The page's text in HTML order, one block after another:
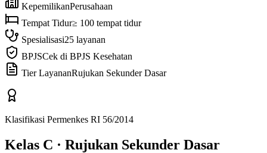
KepemilikanPerusahaan
Tempat Tidur≥ 100 tempat tidur
Spesialisasi25 layanan
BPJSCek di BPJS Kesehatan
Tier LayananRujukan Sekunder Dasar
Klasifikasi Permenkes RI 56/2014
Kelas C · Rujukan Sekunder Dasar